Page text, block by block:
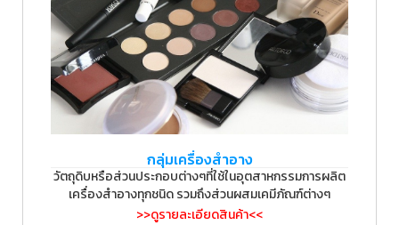
กลุ่มเครื่องสำอาง
วัตถุดิบหรือส่วนประกอบต่างๆที่ใช้ในอุตสาหกรรมการผลิต
เครื่องสำอางทุกชนิด รวมถึงส่วนผสมเคมีภัณฑ์ต่างๆ
>>ดูรายละเอียดสินค้า<<